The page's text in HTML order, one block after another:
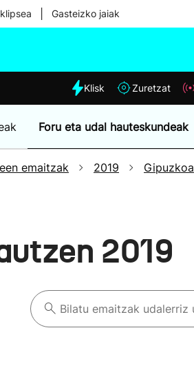
Gasteizko jaiak
Eguraldia
Klisk Zuretzat
Foru eta udal hauteskundeak
emaitzak 2019 Gipuzkoa
2019